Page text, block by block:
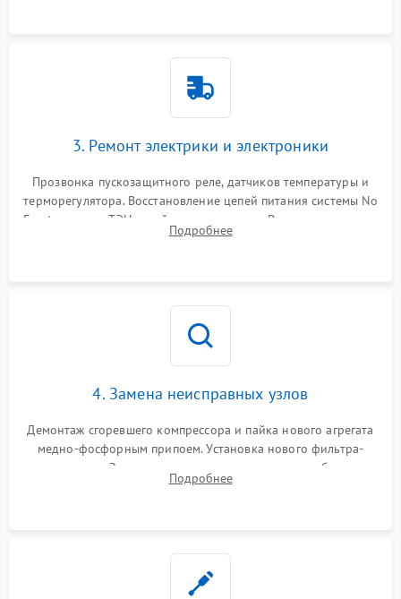
3. Ремонт электрики и электроники
Прозвонка пускозащитного реле, датчиков температуры и
терморегулятора. Восстановление цепей питания системы No
Frost, включая ТЭН оттайки и вентилятор. Ремонт или замена
платы управления при сбоях алгоритмов.
Подробнее
4. Замена неисправных узлов
Демонтаж сгоревшего компрессора и пайка нового агрегата
медно-фосфорным припоем. Установка нового фильтра-
осушителя. Замена изношенных вентиляторов обдува,
сломанных заслонок или поврежденных дверных петель.
Подробнее